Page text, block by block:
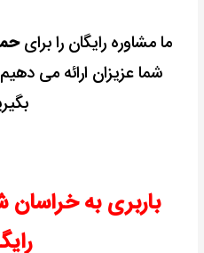
ما مشاوره رایگان را برای
شما عزیزان ارائه می
باربری به خراسان